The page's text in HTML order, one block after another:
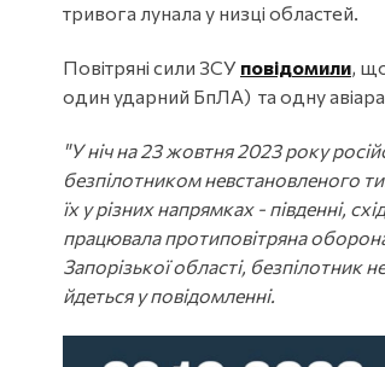
тривога лунала у низці областей.
Повітряні сили ЗСУ повідомили,
один ударний БпЛА) та одну
"У ніч на 23 жовтня 2023 року
безпілотником невстановленого
їх у різних напрямках - південні,
працювала протиповітряна
Запорізької області, безпілотник
йдеться у повідомленні.